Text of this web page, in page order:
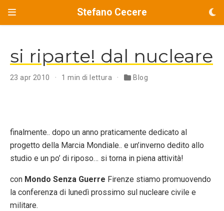
Stefano Cecere
si riparte! dal nucleare
23 apr 2010 1 min di lettura Blog
finalmente.. dopo un anno praticamente dedicato al
progetto della Marcia Mondiale.. e un’inverno dedito allo
studio e un po’ di riposo… si torna in piena attività!
con Mondo Senza Guerre Firenze stiamo promuovendo
la conferenza di lunedì prossimo sul nucleare civile e
militare.